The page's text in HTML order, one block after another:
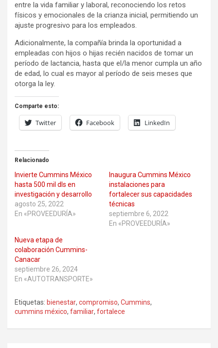
entre la vida familiar y laboral, reconociendo los retos
físicos y emocionales de la crianza inicial, permitiendo un
ajuste progresivo para los empleados.
Adicionalmente, la compañía brinda la oportunidad a
empleadas con hijos o hijas recién nacidos de tomar un
período de lactancia, hasta que el/la menor cumpla un año
de edad, lo cual es mayor al período de seis meses que
otorga la ley.
Comparte esto:
Twitter Facebook LinkedIn
Relacionado
Invierte Cummins México
hasta 500 mil dls en
investigación y desarrollo
agosto 25, 2022
En «PROVEEDURÍA»
Inaugura Cummins México
instalaciones para
fortalecer sus capacidades
técnicas
septiembre 6, 2022
En «PROVEEDURÍA»
Nueva etapa de
colaboración Cummins-
Canacar
septiembre 26, 2024
En «AUTOTRANSPORTE»
Etiquetas: bienestar, compromiso, Cummins,
cummins méxico, familiar, fortalece